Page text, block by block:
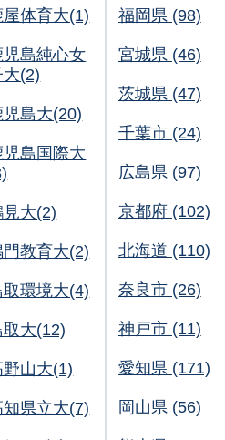
屋体育大(1)
児島純心女
大(2)
児島大(20)
児島国際大
見大(2)
門教育大(2)
取環境大(4)
取大(12)
野山大(1)
知県立大(7)
福岡県 (98)
宮城県 (46)
茨城県 (47)
千葉市 (24)
広島県 (97)
京都府 (102)
北海道 (110)
奈良市 (26)
神戸市 (11)
愛知県 (171)
岡山県 (56)